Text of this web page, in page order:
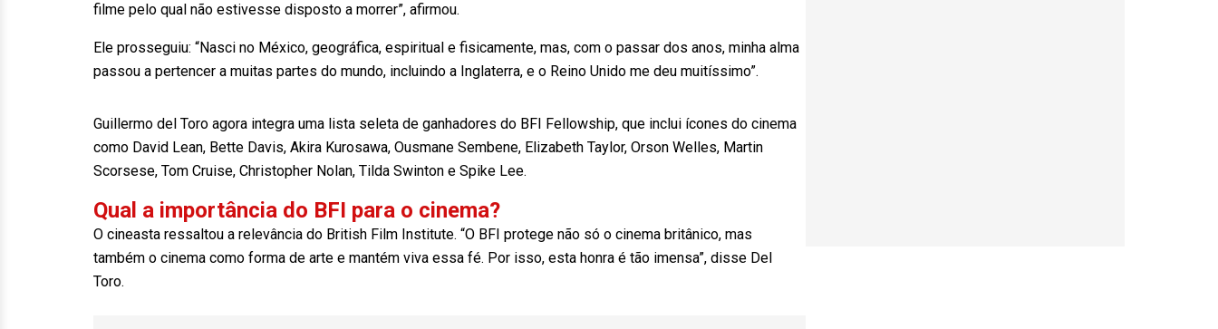
filme pelo qual não estivesse disposto a morrer”, afirmou.
Ele prosseguiu: “Nasci no México, geográfica, espiritual e fisicamente, mas, com o passar dos anos, minha alma
passou a pertencer a muitas partes do mundo, incluindo a Inglaterra, e o Reino Unido me deu muitíssimo”.
Guillermo del Toro agora integra uma lista seleta de ganhadores do BFI Fellowship, que inclui ícones do cinema
como David Lean, Bette Davis, Akira Kurosawa, Ousmane Sembene, Elizabeth Taylor, Orson Welles, Martin
Scorsese, Tom Cruise, Christopher Nolan, Tilda Swinton e Spike Lee.
Qual a importância do BFI para o cinema?
O cineasta ressaltou a relevância do British Film Institute. “O BFI protege não só o cinema britânico, mas
também o cinema como forma de arte e mantém viva essa fé. Por isso, esta honra é tão imensa”, disse Del
Toro.